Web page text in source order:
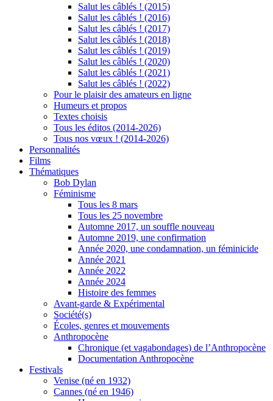
Salut les câblés ! (2015)
Salut les câblés ! (2016)
Salut les câblés ! (2017)
Salut les câblés ! (2018)
Salut les câblés ! (2019)
Salut les câblés ! (2020)
Salut les câblés ! (2021)
Salut les câblés ! (2022)
Pour le plaisir des amateurs en ligne
Humeurs et propos
Textes choisis
Tous les éditos (2014-2026)
Tous nos vœux ! (2014-2026)
Personnalités
Films
Thématiques
Bob Dylan
Féminisme
Tous les 8 mars
Tous les 25 novembre
Automne 2017, un souffle nouveau
Automne 2019, une confirmation
Année 2020, une condamnation, un féminicide
Année 2021
Année 2022
Année 2024
Histoire des femmes
Avant-garde & Expérimental
Société(s)
Écoles, genres et mouvements
Anthropocène
Chronique (et vagabondages) de l’Anthropocène
Documentation Anthropocène
Festivals
Venise (né en 1932)
Cannes (né en 1946)